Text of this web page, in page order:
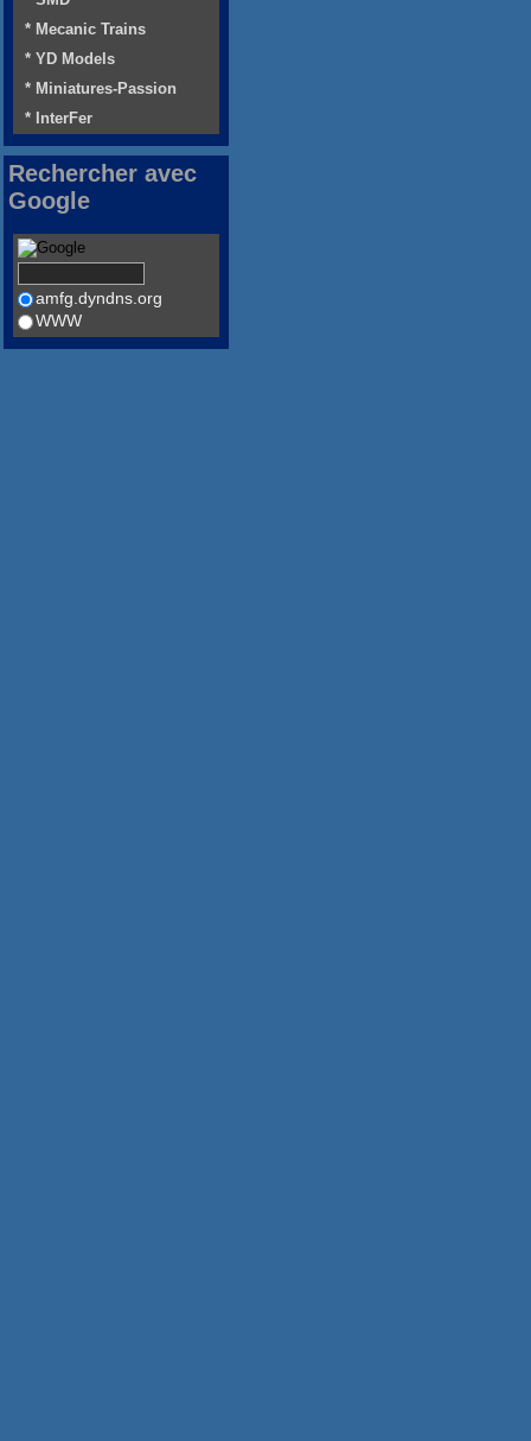
* Mecanic Trains
* YD Models
* Miniatures-Passion
* InterFer
Rechercher avec
Google
amfg.dyndns.org
WWW